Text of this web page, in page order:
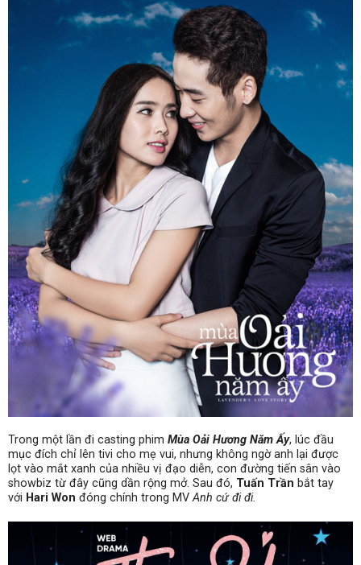
Trong một lần đi casting phim Mùa Oải Hương Năm Ấy, lúc đầu
mục đích chỉ lên tivi cho mẹ vui, nhưng không ngờ anh lại được
lọt vào mắt xanh của nhiều vị đạo diễn, con đường tiến sân vào
showbiz từ đây cũng dần rộng mở. Sau đó, Tuấn Trần bắt tay
với Hari Won đóng chính trong MVAnh cứ đi đi.